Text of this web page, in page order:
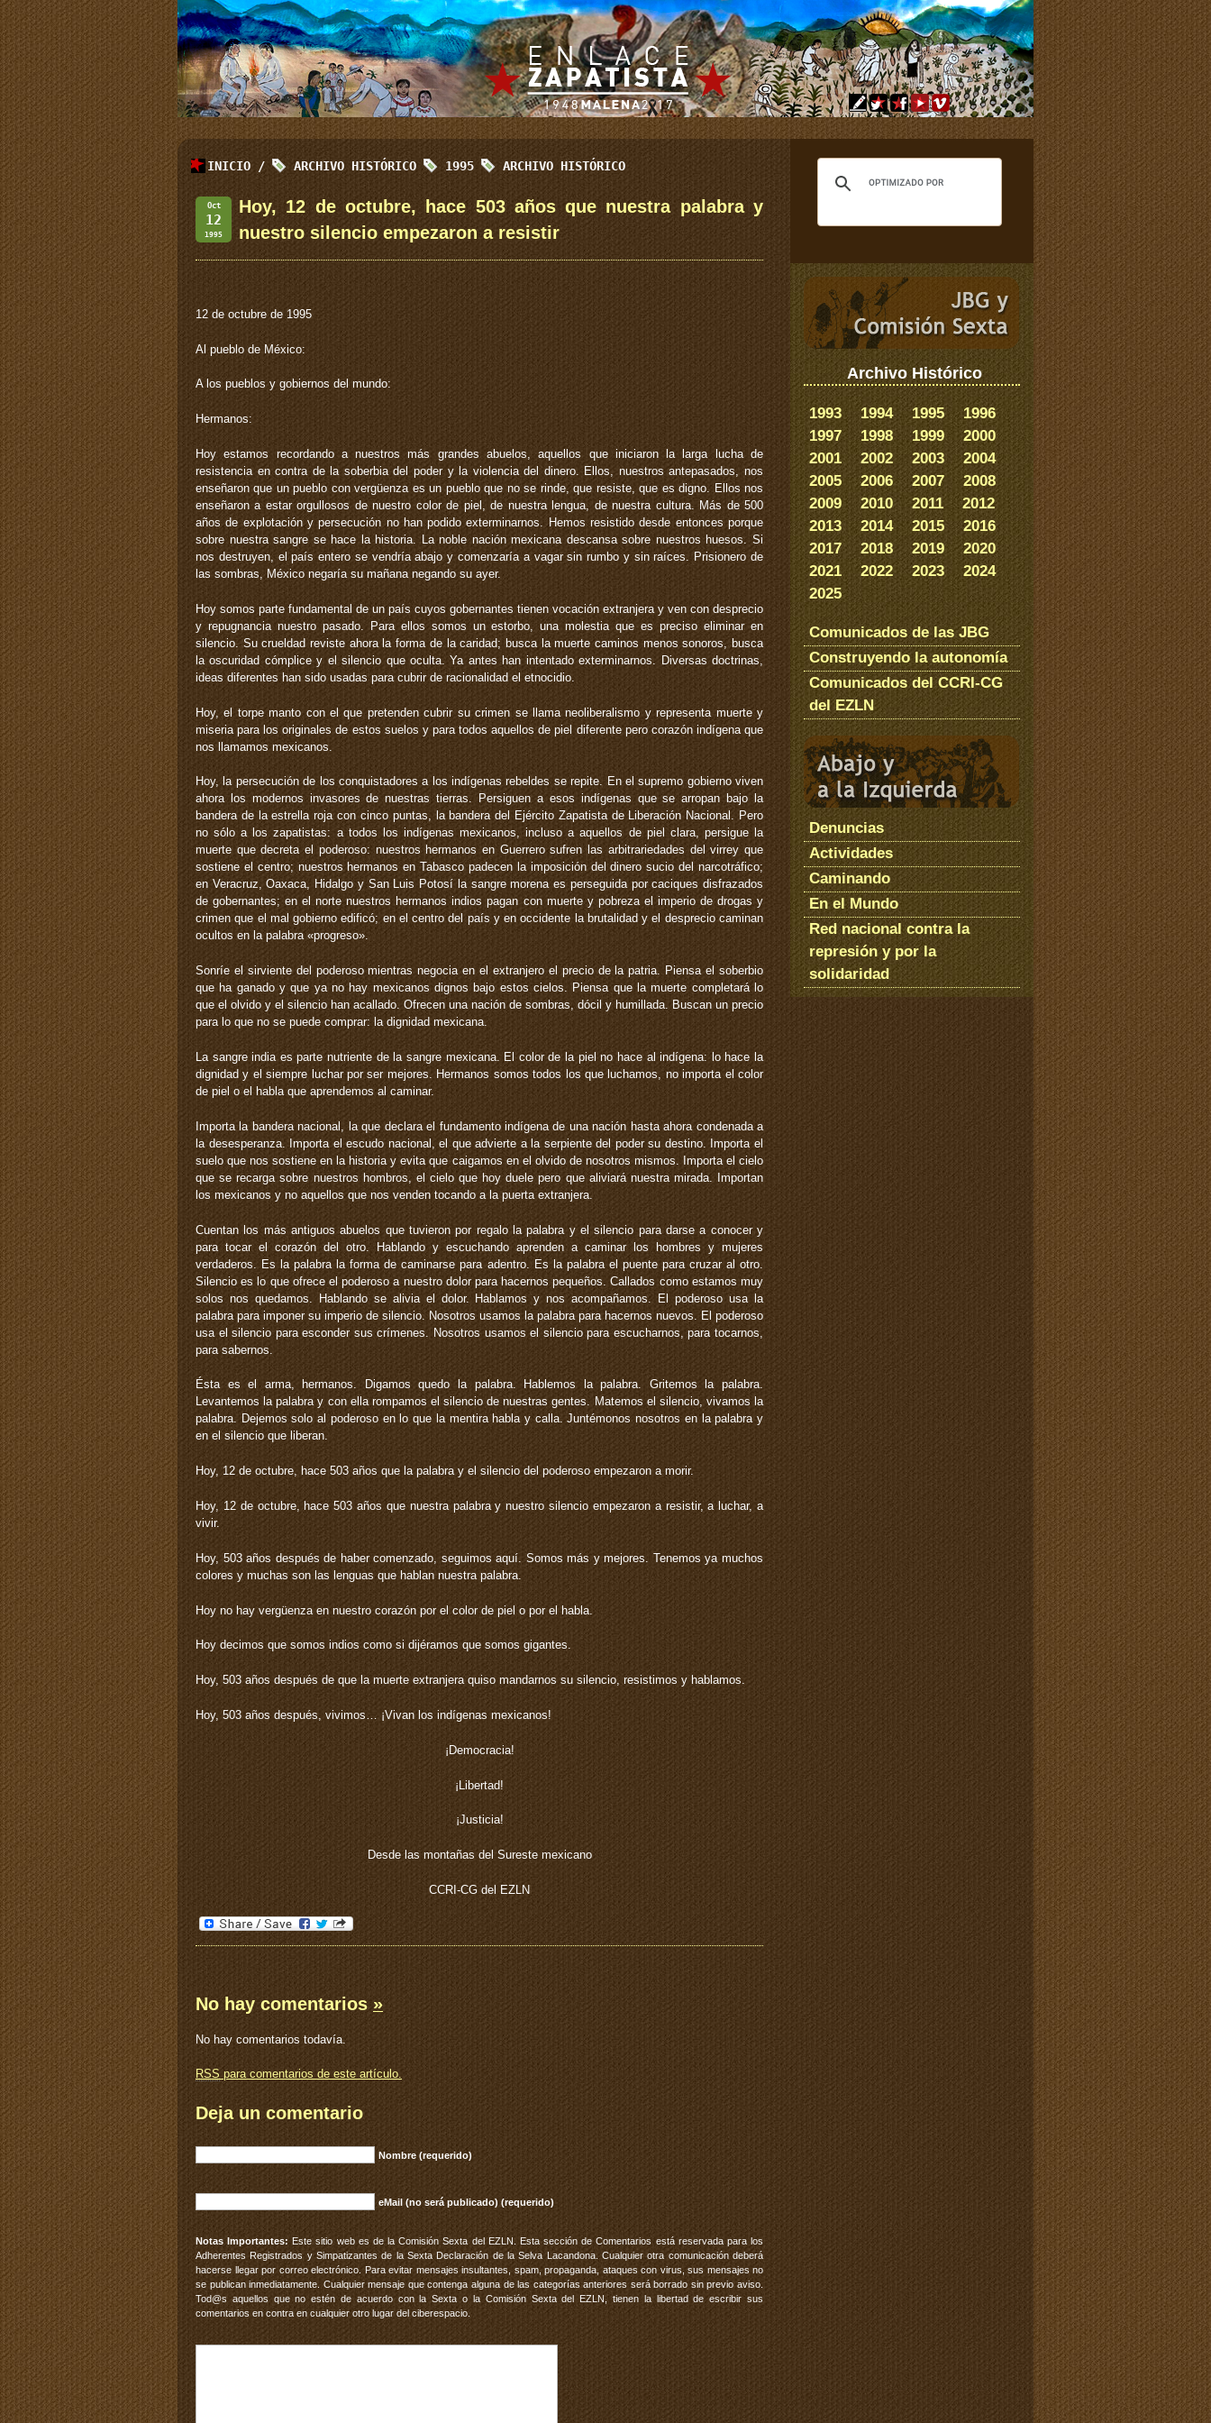
INICIO / ARCHIVO HISTÓRICO 1995 ARCHIVO HISTÓRICO
Oct
12
1995
Hoy, 12 de octubre, hace 503 años que nuestra palabra y
nuestro silencio empezaron a resistir
12 de octubre de 1995
Al pueblo de México:
A los pueblos y gobiernos del mundo:
Hermanos:
Hoy estamos recordando a nuestros más grandes abuelos, aquellos que iniciaron la larga lucha de
resistencia en contra de la soberbia del poder y la violencia del dinero. Ellos, nuestros antepasados, nos
enseñaron que un pueblo con vergüenza es un pueblo que no se rinde, que resiste, que es digno. Ellos nos
enseñaron a estar orgullosos de nuestro color de piel, de nuestra lengua, de nuestra cultura. Más de 500
años de explotación y persecución no han podido exterminarnos. Hemos resistido desde entonces porque
sobre nuestra sangre se hace la historia. La noble nación mexicana descansa sobre nuestros huesos. Si
nos destruyen, el país entero se vendría abajo y comenzaría a vagar sin rumbo y sin raíces. Prisionero de
las sombras, México negaría su mañana negando su ayer.
Hoy somos parte fundamental de un país cuyos gobernantes tienen vocación extranjera y ven con desprecio
y repugnancia nuestro pasado. Para ellos somos un estorbo, una molestia que es preciso eliminar en
silencio. Su crueldad reviste ahora la forma de la caridad; busca la muerte caminos menos sonoros, busca
la oscuridad cómplice y el silencio que oculta. Ya antes han intentado exterminarnos. Diversas doctrinas,
ideas diferentes han sido usadas para cubrir de racionalidad el etnocidio.
Hoy, el torpe manto con el que pretenden cubrir su crimen se llama neoliberalismo y representa muerte y
miseria para los originales de estos suelos y para todos aquellos de piel diferente pero corazón indígena que
nos llamamos mexicanos.
Hoy, la persecución de los conquistadores a los indígenas rebeldes se repite. En el supremo gobierno viven
ahora los modernos invasores de nuestras tierras. Persiguen a esos indígenas que se arropan bajo la
bandera de la estrella roja con cinco puntas, la bandera del Ejército Zapatista de Liberación Nacional. Pero
no sólo a los zapatistas: a todos los indígenas mexicanos, incluso a aquellos de piel clara, persigue la
muerte que decreta el poderoso: nuestros hermanos en Guerrero sufren las arbitrariedades del virrey que
sostiene el centro; nuestros hermanos en Tabasco padecen la imposición del dinero sucio del narcotráfico;
en Veracruz, Oaxaca, Hidalgo y San Luis Potosí la sangre morena es perseguida por caciques disfrazados
de gobernantes; en el norte nuestros hermanos indios pagan con muerte y pobreza el imperio de drogas y
crimen que el mal gobierno edificó; en el centro del país y en occidente la brutalidad y el desprecio caminan
ocultos en la palabra «progreso».
Sonríe el sirviente del poderoso mientras negocia en el extranjero el precio de la patria. Piensa el soberbio
que ha ganado y que ya no hay mexicanos dignos bajo estos cielos. Piensa que la muerte completará lo
que el olvido y el silencio han acallado. Ofrecen una nación de sombras, dócil y humillada. Buscan un precio
para lo que no se puede comprar: la dignidad mexicana.
La sangre india es parte nutriente de la sangre mexicana. El color de la piel no hace al indígena: lo hace la
dignidad y el siempre luchar por ser mejores. Hermanos somos todos los que luchamos, no importa el color
de piel o el habla que aprendemos al caminar.
Importa la bandera nacional, la que declara el fundamento indígena de una nación hasta ahora condenada a
la desesperanza. Importa el escudo nacional, el que advierte a la serpiente del poder su destino. Importa el
suelo que nos sostiene en la historia y evita que caigamos en el olvido de nosotros mismos. Importa el cielo
que se recarga sobre nuestros hombros, el cielo que hoy duele pero que aliviará nuestra mirada. Importan
los mexicanos y no aquellos que nos venden tocando a la puerta extranjera.
Cuentan los más antiguos abuelos que tuvieron por regalo la palabra y el silencio para darse a conocer y
para tocar el corazón del otro. Hablando y escuchando aprenden a caminar los hombres y mujeres
verdaderos. Es la palabra la forma de caminarse para adentro. Es la palabra el puente para cruzar al otro.
Silencio es lo que ofrece el poderoso a nuestro dolor para hacernos pequeños. Callados como estamos muy
solos nos quedamos. Hablando se alivia el dolor. Hablamos y nos acompañamos. El poderoso usa la
palabra para imponer su imperio de silencio. Nosotros usamos la palabra para hacernos nuevos. El poderoso
usa el silencio para esconder sus crímenes. Nosotros usamos el silencio para escucharnos, para tocarnos,
para sabernos.
Ésta es el arma, hermanos. Digamos quedo la palabra. Hablemos la palabra. Gritemos la palabra.
Levantemos la palabra y con ella rompamos el silencio de nuestras gentes. Matemos el silencio, vivamos la
palabra. Dejemos solo al poderoso en lo que la mentira habla y calla. Juntémonos nosotros en la palabra y
en el silencio que liberan.
Hoy, 12 de octubre, hace 503 años que la palabra y el silencio del poderoso empezaron a morir.
Hoy, 12 de octubre, hace 503 años que nuestra palabra y nuestro silencio empezaron a resistir, a luchar, a
vivir.
Hoy, 503 años después de haber comenzado, seguimos aquí. Somos más y mejores. Tenemos ya muchos
colores y muchas son las lenguas que hablan nuestra palabra.
Hoy no hay vergüenza en nuestro corazón por el color de piel o por el habla.
Hoy decimos que somos indios como si dijéramos que somos gigantes.
Hoy, 503 años después de que la muerte extranjera quiso mandarnos su silencio, resistimos y hablamos.
Hoy, 503 años después, vivimos… ¡Vivan los indígenas mexicanos!
¡Democracia!
¡Libertad!
¡Justicia!
Desde las montañas del Sureste mexicano
CCRI-CG del EZLN
No hay comentarios »
No hay comentarios todavía.
RSSpara comentarios de este artículo.
Deja un comentario
Nombre (requerido)
eMail (no será publicado) (requerido)
Notas Importantes: Este sitio web es de la Comisión Sexta del EZLN. Esta sección de Comentarios está reservada para los
Adherentes Registrados y Simpatizantes de la Sexta Declaración de la Selva Lacandona. Cualquier otra comunicación deberá
hacerse llegar por correo electrónico. Para evitar mensajes insultantes, spam, propaganda, ataques con virus, sus mensajes no
se publican inmediatamente. Cualquier mensaje que contenga alguna de las categorías anteriores será borrado sin previo aviso.
Tod@s aquellos que no estén de acuerdo con la Sexta o la Comisión Sexta del EZLN, tienen la libertad de escribir sus
comentarios en contra en cualquier otro lugar del ciberespacio.
Archivo Histórico
1993 1994 1995
1996
1997
1998 1999
2000
2001
2002 2003
2004
2005
2006 2007
2008
2009
2010 2011
2012
2013
2014 2015
2016
2017
2018 2019
2020
2021
2022 2023
2024
2025
Comunicados de las JBG
Construyendo la autonomía
Comunicados del CCRI-CG
del EZLN
Denuncias
Actividades
Caminando
En el Mundo
Red nacional contra la
represión y por la
solidaridad